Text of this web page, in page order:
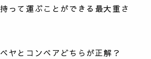
って運ぶことができる最大重さ
ヤとコンベアどちらが正解？